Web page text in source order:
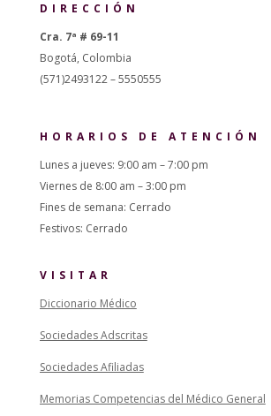
DIRECCIÓN
Cra. 7ª # 69-11
Bogotá, Colombia
(571)2493122 – 5550555
HORARIOS DE ATENCIÓN
Lunes a jueves: 9:00 am – 7:00 pm
Viernes de 8:00 am – 3:00 pm
Fines de semana: Cerrado
Festivos: Cerrado
VISITAR
Diccionario Médico
Sociedades Adscritas
Sociedades Afiliadas
Memorias Competencias del Médico General